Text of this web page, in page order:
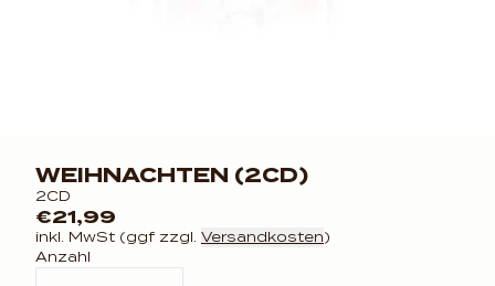
WEIHNACHTEN (2CD)
2CD
€21,99
inkl. MwSt (ggf zzgl. Versandkosten)
Anzahl